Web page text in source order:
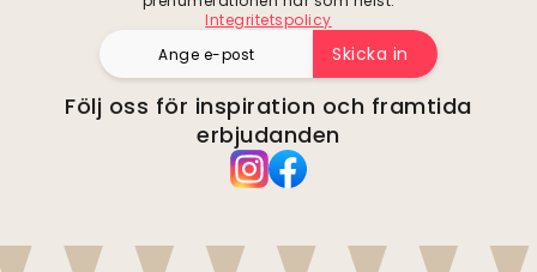
Integritetspolicy
Skicka in
Följ oss för inspiration och framtida
erbjudanden